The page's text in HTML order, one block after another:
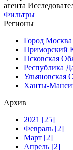
агента
Фильтры
Регионы
Город
Приморский
Псковская
Республика
Ульяновская
Ханты-
Архив
2021 [25]
Февраль [2]
Март [2]
Апрель [2]